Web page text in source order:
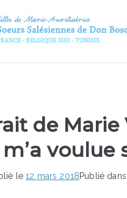
de Marie
voulue
le12 mars 2018Publié